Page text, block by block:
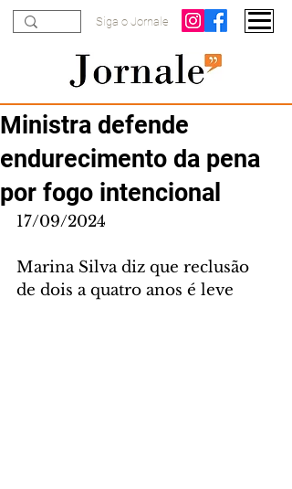
Siga o Jornale
Ministra defende
endurecimento da pena
por fogo intencional
17/09/2024
Marina Silva diz que reclusão
de dois a quatro anos é leve